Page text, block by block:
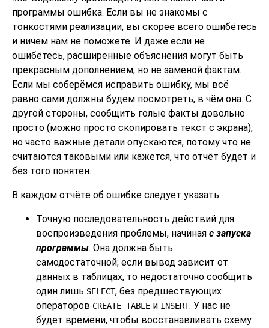
программы ошибка. Если вы не знакомы с
тонкостями реализации, вы скорее всего ошибётесь
и ничем нам не поможете. И даже если не
ошибётесь, расширенные объяснения могут быть
прекрасным дополнением, но не заменой фактам.
Если мы соберёмся исправить ошибку, мы всё
равно сами должны будем посмотреть, в чём она. С
другой стороны, сообщить голые факты довольно
просто (можно просто скопировать текст с экрана),
но часто важные детали опускаются, потому что не
считаются таковыми или кажется, что отчёт будет и
без того понятен.
В каждом отчёте об ошибке следует указать:
Точную последовательность действий для
воспроизведения проблемы, начиная с запуска
программы. Она должна быть
самодостаточной; если вывод зависит от
данных в таблицах, то недостаточно сообщить
один лишь SELECT, без предшествующих
операторов CREATE TABLE и INSERT. У нас не
будет времени, чтобы восстанавливать схему